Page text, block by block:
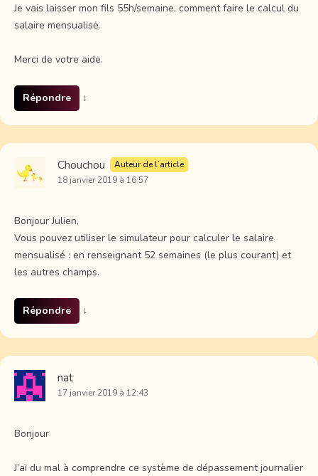
Je vais laisser mon fils 55h/semaine, comment faire le calcul du
salaire mensualisė.
Merci de votre aide.
Répondre ↓
Chouchou
Auteur de l’article
18 janvier 2019 à 16:57
Bonjour Julien,
Vous pouvez utiliser le simulateur pour calculer le salaire
mensualisé : en renseignant 52 semaines (le plus courant) et
les autres champs.
Répondre ↓
nat
17 janvier 2019 à 12:43
Bonjour
J’ai du mal à comprendre ce système de dépassement journalier